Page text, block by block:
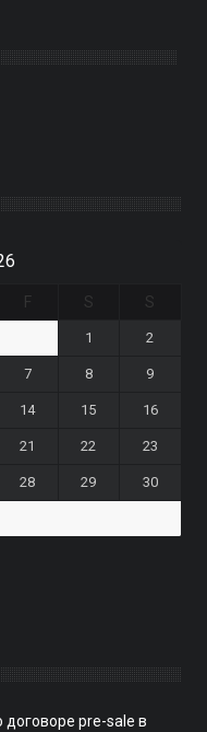
F S S
1 2
7 8 9
14 15 16
21 22 23
28 29 30
договоре pre-sale в